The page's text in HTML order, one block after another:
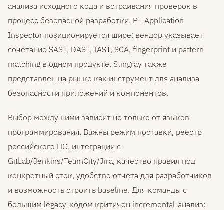
анализа исходного кода и встраивания проверок в
процесс безопасной разработки. PT Application
Inspector позиционируется шире: вендор указывает
сочетание SAST, DAST, IAST, SCA, fingerprint и pattern
matching в одном продукте. Stingray также
представлен на рынке как инструмент для анализа
безопасности приложений и компонентов.
Выбор между ними зависит не только от языков
программирования. Важны режим поставки, реестр
российского ПО, интеграции с
GitLab/Jenkins/TeamCity/Jira, качество правил под
конкретный стек, удобство отчета для разработчиков
и возможность строить baseline. Для команды с
большим legacy-кодом критичен incremental-анализ: